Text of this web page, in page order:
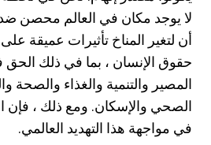
لا يوجد مكان في العالم محصن ضد
أن لتغير المناخ تأثيرات عميقة
حقوق الإنسان ، بما في ذلك الحق
المصير والتنمية والغذاء والصحة
الصحي والإسكان. ومع ذلك ، فإن
في مواجهة هذا التهديد العالمي.